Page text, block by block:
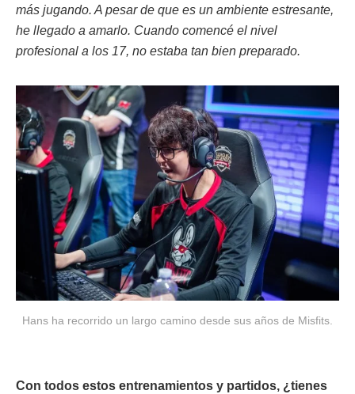
más jugando. A pesar de que es un ambiente estresante,
he llegado a amarlo. Cuando comencé el nivel
profesional a los 17, no estaba tan bien preparado.
Hans ha recorrido un largo camino desde sus años de Misfits.
Con todos estos entrenamientos y partidos, ¿tienes